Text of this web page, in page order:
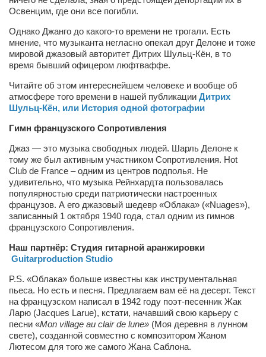
Guitarproduction Studio
Писатели
Поэты
Режиссёры
Анна Гидора
Леонтий Костур
Римма Миленкова
Ирина Проценко
Сергей Степанов
Анна Черненко
Марина Фенота
Гостиная
Он и Она
Освенцим, где они все погибли.
Однако Джанго до какого-то времени не трогали. Есть
мнение, что музыканта негласно опекал друг Делоне и тоже
мировой джазовый авторитет Дитрих Шульц-Кён, в то
время бывший офицером люфтваффе.
Читайте об этом интереснейшем человеке и вообще об
атмосфере того времени в нашей публикации Дитрих
Шульц-Кён, или История одной фотографии
Гимн французского Сопротивления
Джаз — это музыка свободных людей. Шарль Делоне к
тому же был активным участником Сопротивления. Hot
Club de France – одним из центров подполья. Не
удивительно, что музыка Рейнхардта пользовалась
популярностью среди патриотически настроенных
французов. А его джазовый шедевр «Облака» («Nuages»),
записанный 1 октября 1940 года, стал одним из гимнов
французского Сопротивления.
Наш партнёр: Студия гитарной аранжировки
Guitarproduction Studio
P.S. «Облака» больше известны как инструментальная
пьеса. Но есть и песня. Предлагаем вам её на десерт. Текст
на французском написал в 1942 году поэт-песенник Жак
Ларю (Jacques Larue), кстати, начавший свою карьеру с
песни «Mon village au clair de lune» (Моя деревня в лунном
свете), созданной совместно с композитором Жаном
Лютесом для того же самого Жана Саблона.